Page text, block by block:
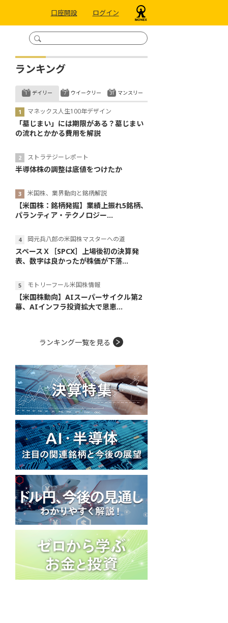
口座開設 ログイン
ランキング
デイリー
マネックス人生100年デザイン
「墓じまい」には期限がある？墓じまい
の流れとかかる費用を解説
ストラテジーレポート
半導体株の調整は底値をつけたか
米国株、業界動向と銘柄解説
【米国株：銘柄発掘】業績上振れ5銘柄、
パランティア・テクノロジー...
岡元兵八郎の米国株マスターへの道
スペースＸ［SPCX］上場後初の決算発
表、数字は良かったが株価が下落...
モトリーフール米国株情報
【米国株動向】AIスーパーサイクル第2
幕、AIインフラ投資拡大で恩恵...
ウイークリー マンスリー
ランキング一覧を見る